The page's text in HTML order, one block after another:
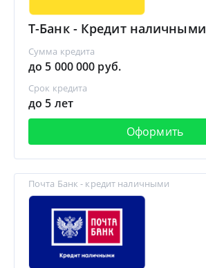
Т-Банк - Кредит наличными
Сумма кредита
до 5 000 000 руб.
Срок кредита
до 5 лет
Оформить
Почта Банк - кредит наличными